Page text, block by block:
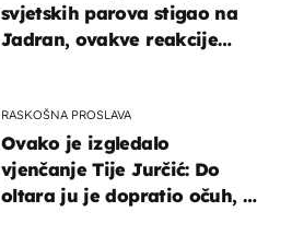
svjetskih parova stigao na
Jadran, ovakve reakcije
RASKOŠNA PROSLAVA
Ovako je izgledalo
vjenčanje Tije Jurčić: Do
oltara ju je dopratio očuh, a